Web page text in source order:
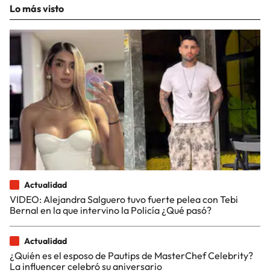
Lo más visto
Actualidad
VIDEO: Alejandra Salguero tuvo fuerte pelea con Tebi
Bernal en la que intervino la Policía ¿Qué pasó?
Actualidad
¿Quién es el esposo de Pautips de MasterChef Celebrity?
La influencer celebró su aniversario